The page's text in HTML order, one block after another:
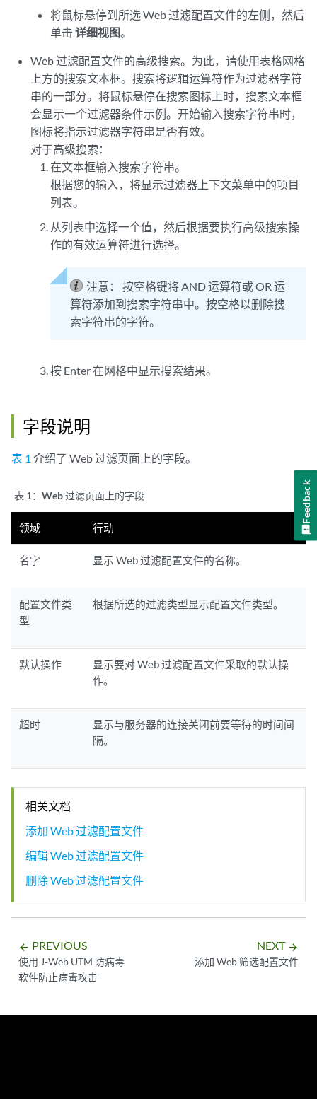
将鼠标悬停到所选 Web 过滤配置文件的左侧，然后
单击 详细视图。
Web 过滤配置文件的高级搜索。为此，请使用表格网格
上方的搜索文本框。搜索将逻辑运算符作为过滤器字符
串的一部分。将鼠标悬停在搜索图标上时，搜索文本框
会显示一个过滤器条件示例。开始输入搜索字符串时，
图标将指示过滤器字符串是否有效。
对于高级搜索：
在文本框输入搜索字符串。
根据您的输入，将显示过滤器上下文菜单中的项目
列表。
从列表中选择一个值，然后根据要执行高级搜索操
作的有效运算符进行选择。
注意：
按空格键将 AND 运算符或 OR 运
算符添加到搜索字符串中。按空格以删除搜
索字符串的字符。
按 Enter 在网格中显示搜索结果。
字段说明
表 1 介绍了 Web 过滤页面上的字段。
表 1： Web 过滤页面上的字段
领域 行动
名字 显示 Web 过滤配置文件的名称。
配置文件类
型
根据所选的过滤类型显示配置文件类型。
默认操作
显示要对 Web 过滤配置文件采取的默认操
作。
超时
显示与服务器的连接关闭前要等待的时间间
隔。
相关文档
添加 Web 过滤配置文件
编辑 Web 过滤配置文件
删除 Web 过滤配置文件
arrow_backward PREVIOUS
使用 J-Web UTM 防病毒
软件防止病毒攻击
NEXT arrow_forward
添加 Web 筛选配置文件
Feedback